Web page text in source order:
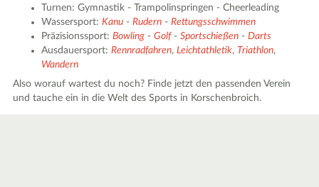
Turnen: Gymnastik - Trampolinspringen - Cheerleading
Wassersport:Kanu -Rudern -Rettungsschwimmen
Präzisionssport:Bowling -Golf-Sportschießen -Darts
Ausdauersport:Rennradfahren,Leichtathletik, Triathlon,
Wandern
Also worauf wartest du noch? Finde jetzt den passenden Verein
und tauche ein in die Welt des Sports in Korschenbroich.